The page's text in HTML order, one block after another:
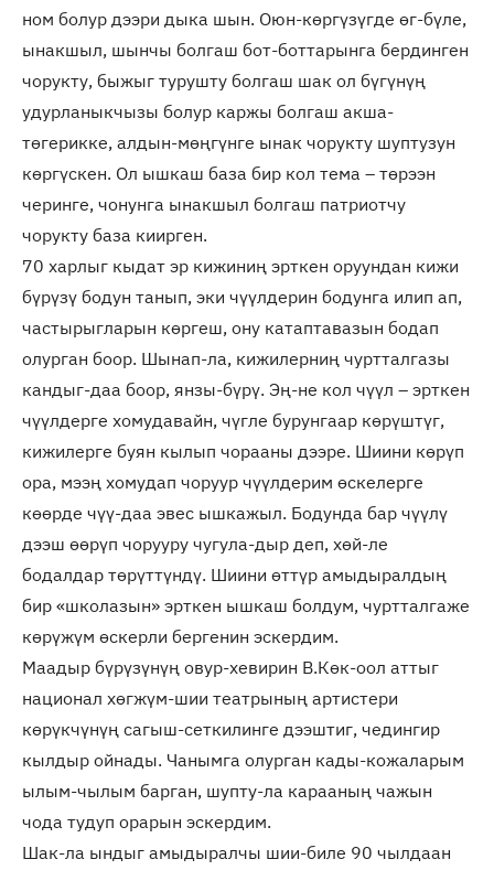
ном болур дээри дыка шын. Оюн-көргүзүгде өг-бүле,
ынакшыл, шынчы болгаш бот-боттарынга бердинген
чорукту, быжыг турушту болгаш шак ол бүгүнүң
удурланыкчызы болур каржы болгаш акша-
төгерикке, алдын-мөңгүнге ынак чорукту шуптузун
көргүскен. Ол ышкаш база бир кол тема – төрээн
черинге, чонунга ынакшыл болгаш патриотчу
чорукту база киирген.
70 харлыг кыдат эр кижиниң эрткен оруундан кижи
бүрүзү бодун танып, эки чүүлдерин бодунга илип ап,
частырыгларын көргеш, ону катаптавазын бодап
олурган боор. Шынап-ла, кижилерниң чуртталгазы
кандыг-даа боор, янзы-бүрү. Эң-не кол чүүл – эрткен
чүүлдерге хомудавайн, чүгле бурунгаар көрүштүг,
кижилерге буян кылып чорааны дээре. Шиини көрүп
ора, мээң хомудап чоруур чүүлдерим өскелерге
көөрде чүү-даа эвес ышкажыл. Бодунда бар чүүлү
дээш өөрүп чорууру чугула-дыр деп, хөй-ле
бодалдар төрүттүндү. Шиини өттүр амыдыралдың
бир «школазын» эрткен ышкаш болдум, чуртталгаже
көрүжүм өскерли бергенин эскердим.
Маадыр бүрүзүнүң овур-хевирин В.Көк-оол аттыг
национал хөгжүм-шии театрының артистери
көрүкчүнүң сагыш-сеткилинге дээштиг, чедингир
кылдыр ойнады. Чанымга олурган кады-кожаларым
ылым-чылым барган, шупту-ла карааның чажын
чода тудуп орарын эскердим.
Шак-ла ындыг амыдыралчы шии-биле 90 чылдаан